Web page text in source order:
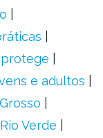
e adultos
Rio Verde